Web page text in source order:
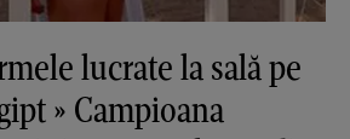
lucrate la sală pe
» Campioana